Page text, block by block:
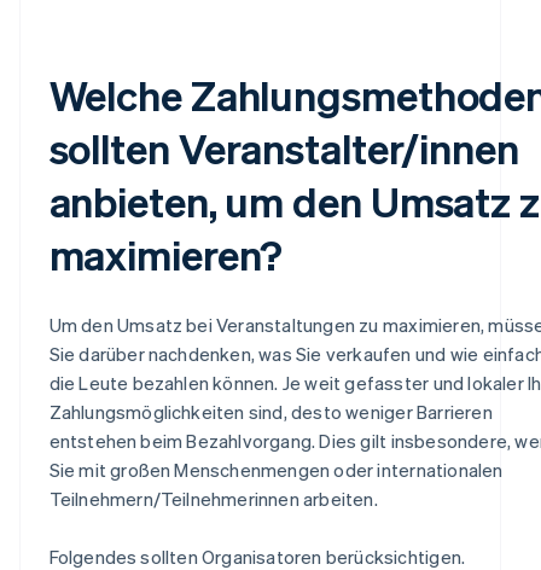
Welche
sollten Veranstalter/innen
anbieten, um den Umsatz
maximieren?
Um den Umsatz bei Veranstaltungen zu maximieren,
Sie darüber nachdenken, was Sie verkaufen und wie
die Leute bezahlen können. Je weit gefasster und lokaler
Zahlungsmöglichkeiten sind, desto weniger Barrieren
entstehen beim Bezahlvorgang. Dies gilt insbesondere,
Sie mit großen Menschenmengen oder internationalen
Teilnehmern/Teilnehmerinnen arbeiten.
Folgendes sollten Organisatoren berücksichtigen.